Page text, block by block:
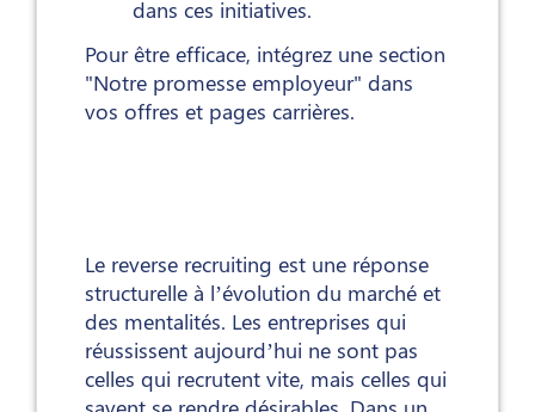
dans ces initiatives.
Pour être efficace, intégrez une section
"Notre promesse employeur" dans
vos offres et pages carrières.
Le reverse recruiting est une réponse
structurelle à l’évolution du marché et
des mentalités. Les entreprises qui
réussissent aujourd’hui ne sont pas
celles qui recrutent vite, mais celles qui